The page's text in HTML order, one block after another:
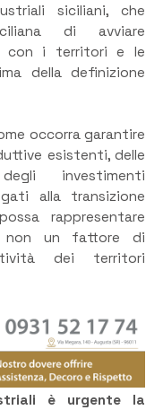
siciliani, che
di avviare
con i territori e le
della definizione
occorra garantire
esistenti, delle
investimenti
alla transizione
rappresentare
non un fattore di
dei territori
è urgente la